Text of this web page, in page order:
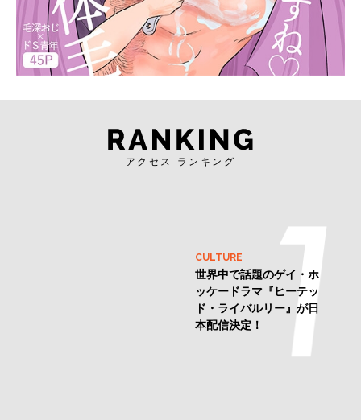
アクセス ランキング
CULTURE
世界中で話題のゲイ・ホ
ッケードラマ『ヒーテッ
ド・ライバルリー』が日
本配信決定！